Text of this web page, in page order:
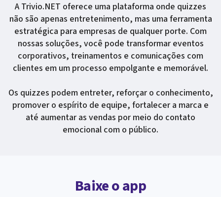
A Trivio.NET oferece uma plataforma onde quizzes
não são apenas entretenimento, mas uma ferramenta
estratégica para empresas de qualquer porte. Com
nossas soluções, você pode transformar eventos
corporativos, treinamentos e comunicações com
clientes em um processo empolgante e memorável.
Os quizzes podem entreter, reforçar o conhecimento,
promover o espírito de equipe, fortalecer a marca e
até aumentar as vendas por meio do contato
emocional com o público.
Baixe o app